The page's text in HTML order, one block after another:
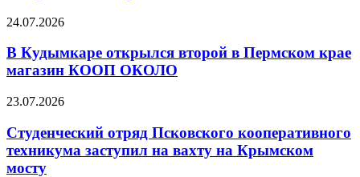
24.07.2026
В Кудымкаре открылся второй в Пермском крае
магазин КООП ОКОЛО
23.07.2026
Студенческий отряд Псковского кооперативного
техникума заступил на вахту на Крымском
мосту